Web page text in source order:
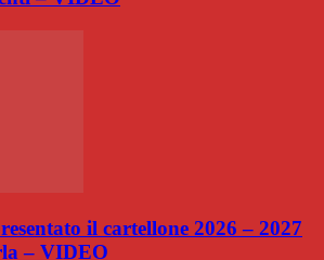
il cartellone 2026 – 2027
– VIDEO